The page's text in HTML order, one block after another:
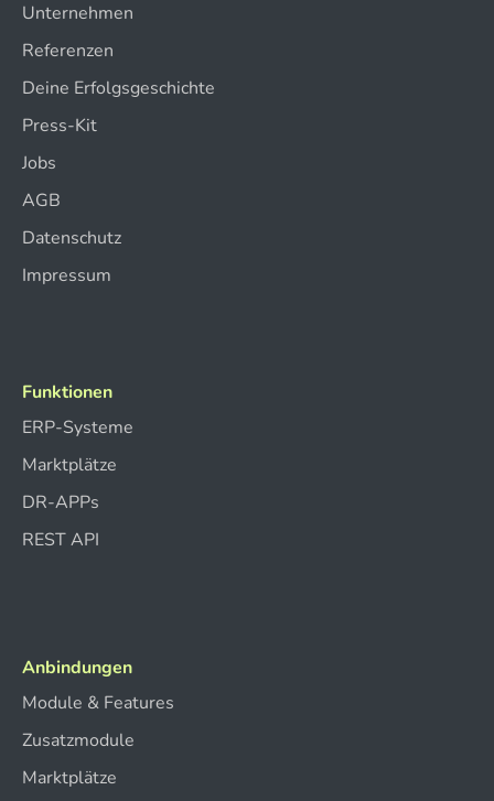
Unternehmen
Referenzen
Deine Erfolgsgeschichte
Press-Kit
Jobs
AGB
Datenschutz
Impressum
Funktionen
ERP-Systeme
Marktplätze
DR-APPs
REST API
Anbindungen
Module & Features
Zusatzmodule
Marktplätze